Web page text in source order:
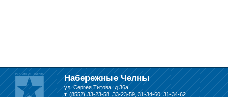
Набережные Челны
ул. Сергея Титова, д.36а
т. (8552) 33-23-58, 33-23-59, 31-34-60, 31-34-62